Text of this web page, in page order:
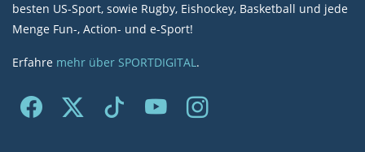
besten US-Sport, sowie Rugby, Eishockey, Basketball und jede
Menge Fun-, Action- und e-Sport!
Erfahre mehr über SPORTDIGITAL.